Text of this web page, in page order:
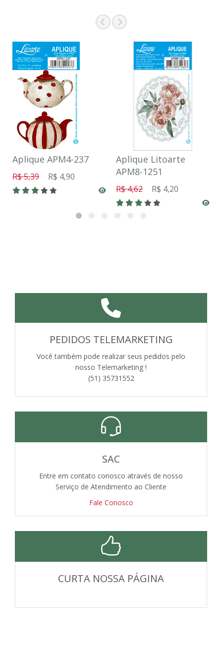
Aplique APM4-237
R$ 5,39 R$ 4,90
Aplique Litoarte
APM8-1251
R$ 4,62 R$ 4,20
PEDIDOS TELEMARKETING
Você também pode realizar seus pedidos pelo
nosso Telemarketing !
(51) 35731552
SAC
Entre em contato conosco através de nosso
Serviço de Atendimento ao Cliente
Fale Conosco
CURTA NOSSA PÁGINA